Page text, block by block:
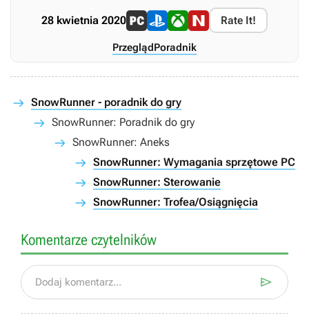
28 kwietnia 2020 Rate It!
PrzeglądPoradnik
SnowRunner - poradnik do gry
SnowRunner: Poradnik do gry
SnowRunner: Aneks
SnowRunner: Wymagania sprzętowe PC
SnowRunner: Sterowanie
SnowRunner: Trofea/Osiągnięcia
Komentarze czytelników
Dodaj komentarz... 